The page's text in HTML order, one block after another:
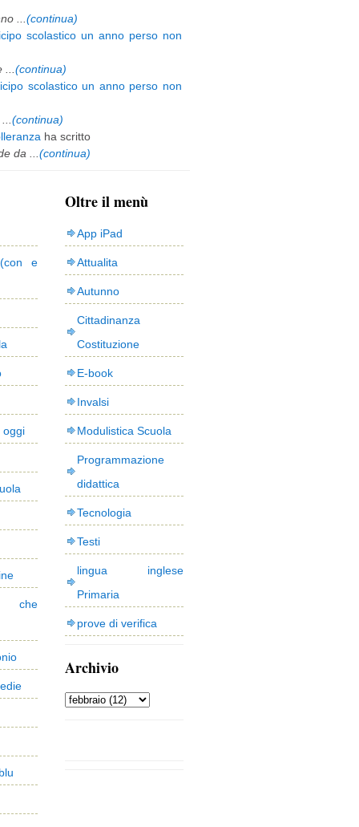
... (continua)
scolastico un anno perso non
(continua)
scolastico un anno perso non
(continua)
ha scritto
da ... (continua)
e
oggi
che
Oltre il menù
App iPad
Attualita
Autunno
Cittadinanza
Costituzione
E-book
Invalsi
Modulistica Scuola
Programmazione
didattica
Tecnologia
Testi
lingua inglese
Primaria
prove di verifica
Archivio